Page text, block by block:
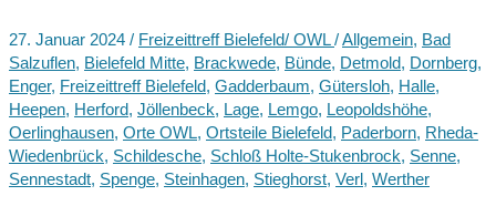
27. Januar 2024 / Freizeittreff Bielefeld/ OWL/Allgemein, Bad
Salzuflen, Bielefeld Mitte, Brackwede, Bünde, Detmold, Dornberg,
Enger, Freizeittreff Bielefeld, Gadderbaum, Gütersloh, Halle,
Heepen, Herford, Jöllenbeck, Lage, Lemgo, Leopoldshöhe,
Oerlinghausen, Orte OWL, Ortsteile Bielefeld, Paderborn, Rheda-
Wiedenbrück, Schildesche, Schloß Holte-Stukenbrock, Senne,
Sennestadt, Spenge, Steinhagen, Stieghorst, Verl , Werther